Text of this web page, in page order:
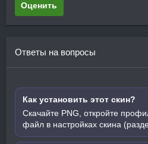
Оценить
Ответы на вопросы
Как установить этот скин?
Скачайте PNG, откройте
файл в настройках скина